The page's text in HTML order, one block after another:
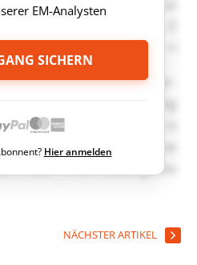
EM-Analysten
SICHERN
Hier anmelden
NÄCHSTER ARTIKEL